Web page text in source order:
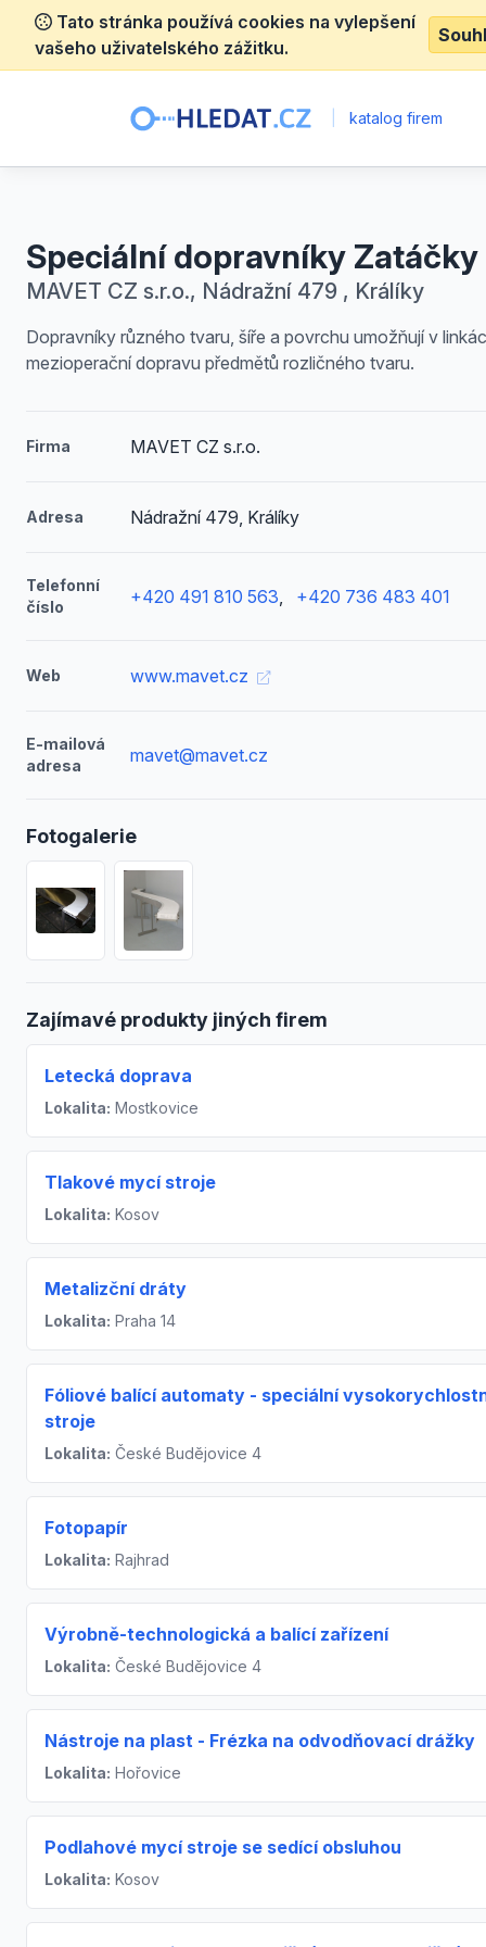
Tato stránka používá cookies na vylepšení
vašeho uživatelského zážitku.
katalog firem
Speciální dopravníky Zatáčky
MAVET CZ s.r.o., Nádražní 479 , Králíky
Dopravníky různého tvaru, šíře a povrchu umožňují v
mezioperační dopravu předmětů rozličného tvaru.
Firma MAVET CZ s.r.o.
Adresa Nádražní 479, Králíky
Telefonní
číslo
+420 491 810 563, +420 736 483 401
Web www.mavet.cz
E-mailová
adresa
mavet@mavet.cz
Fotogalerie
Zajímavé produkty jiných firem
Letecká doprava
Lokalita: Mostkovice
Tlakové mycí stroje
Lokalita: Kosov
Metalizční dráty
Lokalita: Praha 14
Fóliové balící automaty - speciální
stroje
Lokalita: České Budějovice 4
Fotopapír
Lokalita: Rajhrad
Výrobně-technologická a balící zařízení
Lokalita: České Budějovice 4
Nástroje na plast - Frézka na odvodňovací drážky
Lokalita: Hořovice
Podlahové mycí stroje se sedící obsluhou
Lokalita: Kosov